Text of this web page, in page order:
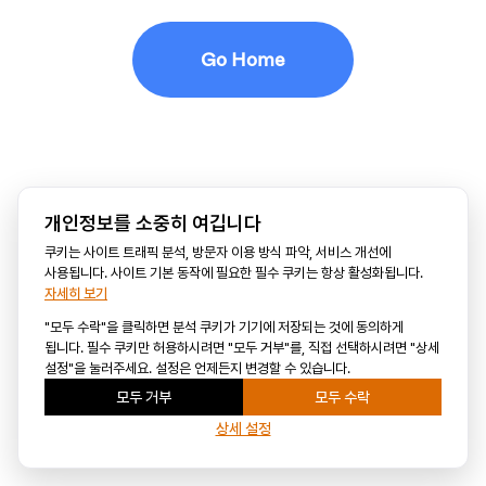
Go Home
개인정보를 소중히 여깁니다
쿠키는 사이트 트래픽 분석, 방문자 이용 방식 파악, 서비스 개선에
사용됩니다. 사이트 기본 동작에 필요한 필수 쿠키는 항상 활성화됩니다.
자세히 보기
"모두 수락"을 클릭하면 분석 쿠키가 기기에 저장되는 것에 동의하게
됩니다. 필수 쿠키만 허용하시려면 "모두 거부"를, 직접 선택하시려면 "상세
설정"을 눌러주세요. 설정은 언제든지 변경할 수 있습니다.
상세 설정
모두 거부 모두 수락